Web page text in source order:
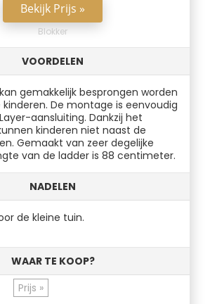
Bekijk Prijs »
Blokker
VOORDELEN
gemakkelijk besprongen worden
De montage is eenvoudig
aansluiting. Dankzij het
kinderen niet naast de
Gemaakt van zeer degelijke
van de ladder is 88 centimeter.
NADELEN
de kleine tuin.
WAAR TE KOOP?
Prijs »